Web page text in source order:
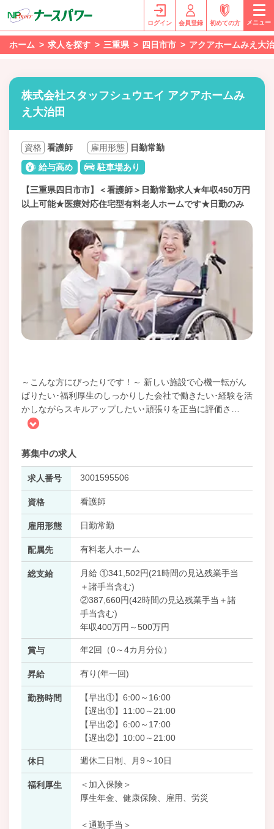
ログイン 会員登録 初めての方 メニュー
ホーム 求人を探す 三重県 四日市市 アクアホームみえ大
株式会社スタッフシュウエイ アクアホームみ
え大治田
資格 看護師 雇用形態
日勤常勤
給与高め
駐車場あり
【三重県四日市市】＜看護師＞日勤常勤求人★年収450万円
以上可能★医療対応住宅型有料老人ホームです★日勤のみ
～こんな方にぴったりです！～ 新しい施設で心機一転がん
ばりたい･福利厚生のしっかりした会社で働きたい･経験を活
かしながらスキルアップしたい･頑張りを正当に評価さ
募集中の求人
求人番号 3001595506
資格 看護師
雇用形態 日勤常勤
配属先 有料老人ホーム
総支給
月給 ①341,502円(21時間の見込残業手当
＋諸手当含む)
②387,660円(42時間の見込残業手当＋諸
手当含む)
年収400万円～500万円
賞与 年2回（0～4カ月分位）
昇給 有り(年一回)
勤務時間
【早出①】6:00～16:00
【遅出①】11:00～21:00
【早出②】6:00～17:00
【遅出②】10:00～21:00
休日 週休二日制、月9～10日
福利厚生
＜加入保険＞
厚生年金、健康保険、雇用、労災
＜通勤手当＞